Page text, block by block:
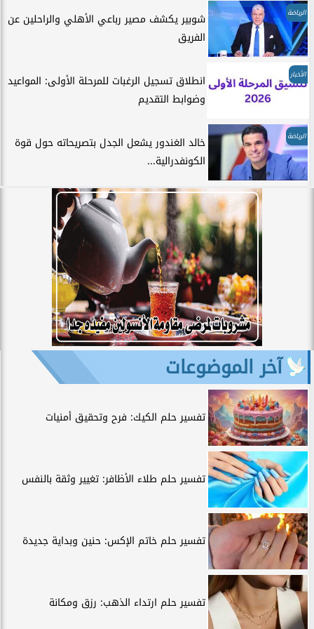
الرياضة
شوبير يكشف مصير رباعي الأهلي والراحلين عن
الفريق
الأخبار
انطلاق تسجيل الرغبات للمرحلة الأولى: المواعيد
وضوابط التقديم
الرياضة
خالد الغندور يشعل الجدل بتصريحاته حول قوة
الكونفدرالية...
آخر الموضوعات
تفسير حلم الكيك: فرح وتحقيق أمنيات
تفسير حلم طلاء الأظافر: تغيير وثقة بالنفس
تفسير حلم خاتم الإكس: حنين وبداية جديدة
تفسير حلم ارتداء الذهب: رزق ومكانة